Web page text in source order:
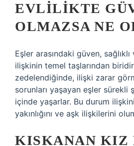
EVLILIKTE
OLMAZSA NE
Eşler arasındaki güven,
ilişkinin temel taşlarından
zedelendiğinde, ilişki zarar
sorunları yaşayan eşler sürekli
içinde yaşarlar. Bu durum
yakınlığını ve aşk ilişkilerini
KISKANAN KIZ